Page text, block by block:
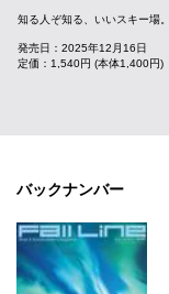
知る人ぞ知る、いいスキー場
発売日：2025年12月16日
定価：1,540円 (本体1,400円)
バックナンバー